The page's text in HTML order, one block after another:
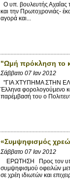
Ο υπ. βουλευτής Αχαΐας
και την Πρωτοχρονιάς-
αγορά και...
"Ωμή πρόκληση το
Σάββατο 07 Ιαν 2012
"ΓΙΑ ΧΤΥΠΗΜΑ ΣΤΗΝ
Έλληνα φορολογούμενο
παρέμβασή του ο
«Συμψηφισμός
Σάββατο 07 Ιαν 2012
ΕΡΩΤΗΣΗ Προς τoν
συμψηφισμού οφειλών
σε χρέη ιδιωτών και